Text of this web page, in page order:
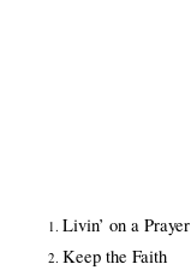
Livin’ on a Prayer
Keep the Faith